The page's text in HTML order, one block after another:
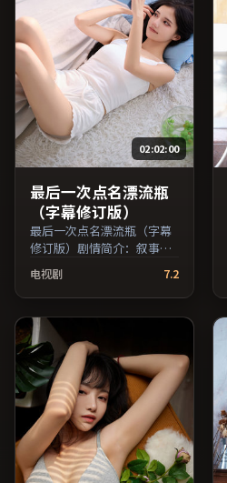
02:02:00
最后一次点名漂流瓶
（字幕修订版）
最后一次点名漂流瓶（字幕
修订版）剧情简介：叙事在
多重视角间切换，场面调度
注重留白与观众想象空间；
由乌尔善执导，张译、汤
唯、提莫西·查拉梅等主
演，英国出品，悬疑类型，
2021年上映 / 2021年4月18
日于英国地区院线首映，网
络平台同步更新片源。可作
为周末家庭观影或独自细品
的口碑之选。（国产影视资
源大全免费条目索引，支持
片名与演员交叉检索。）
电视剧 7.2